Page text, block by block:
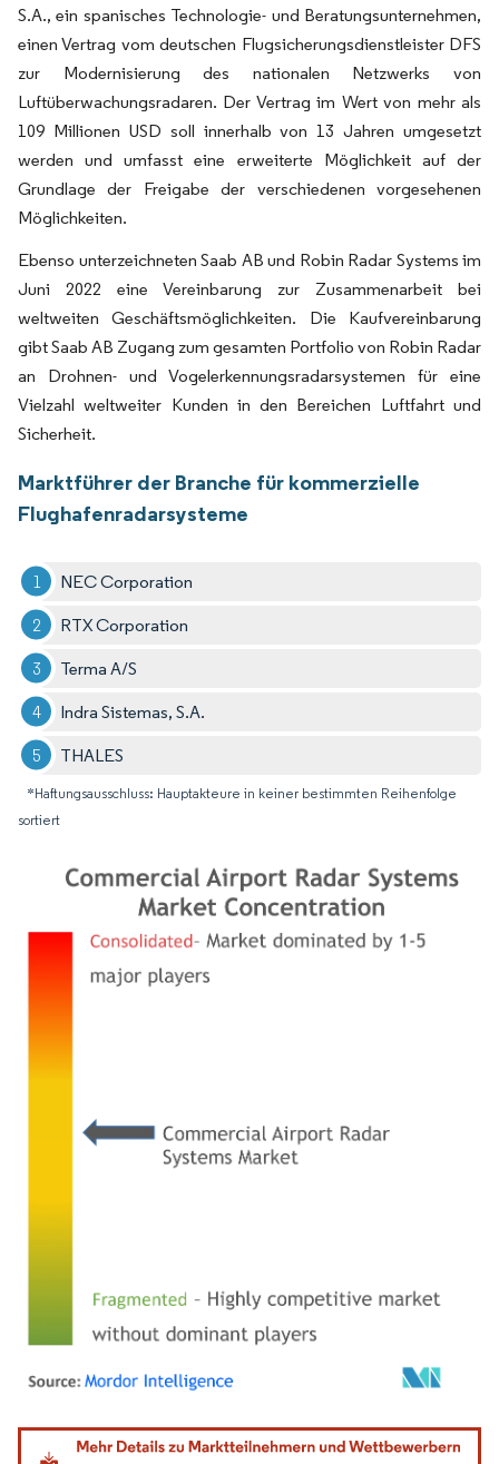
S.A., ein spanisches Technologie- und Beratungsunternehmen,
einen Vertrag vom deutschen Flugsicherungsdienstleister DFS
zur Modernisierung des nationalen Netzwerks von
Luftüberwachungsradaren. Der Vertrag im Wert von mehr als
109 Millionen USD soll innerhalb von 13 Jahren umgesetzt
werden und umfasst eine erweiterte Möglichkeit auf der
Grundlage der Freigabe der verschiedenen vorgesehenen
Möglichkeiten.
Ebenso unterzeichneten Saab AB und Robin Radar Systems im
Juni 2022 eine Vereinbarung zur Zusammenarbeit bei
weltweiten Geschäftsmöglichkeiten. Die Kaufvereinbarung
gibt Saab AB Zugang zum gesamten Portfolio von Robin Radar
an Drohnen- und Vogelerkennungsradarsystemen für eine
Vielzahl weltweiter Kunden in den Bereichen Luftfahrt und
Sicherheit.
Marktführer der Branche für kommerzielle
Flughafenradarsysteme
NEC Corporation
RTX Corporation
Terma A/S
Indra Sistemas, S.A.
THALES
*Haftungsausschluss: Hauptakteure in keiner bestimmten Reihenfolge
sortiert
Bild © Mordor Intelligence. Wiederverwendung erfordert Namensnennung gemäß